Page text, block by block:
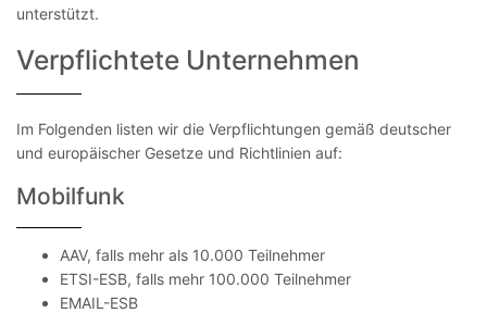
unterstützt.
Verpflichtete Unternehmen
Im Folgenden listen wir die Verpflichtungen gemäß deutscher
und europäischer Gesetze und Richtlinien auf:
Mobilfunk
AAV, falls mehr als 10.000 Teilnehmer
ETSI-ESB, falls mehr 100.000 Teilnehmer
EMAIL-ESB